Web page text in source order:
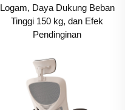
Logam, Daya Dukung Beban
Tinggi 150 kg, dan Efek
Pendinginan